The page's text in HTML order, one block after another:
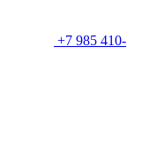
+7 985 410-